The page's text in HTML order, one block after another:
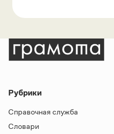
Рубрики
Справочная служба
Словари